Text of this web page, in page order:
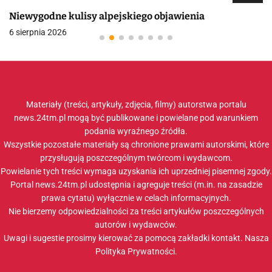
Niewygodne kulisy alpejskiego objawienia
6 sierpnia 2026
Materiały (treści, artykuły, zdjęcia, filmy) autorstwa portalu
news.24tm.pl mogą być publikowane i powielane pod warunkiem
podania wyraźnego źródła.
Wszystkie pozostałe materiały są chronione prawami autorskimi, które
przysługują poszczególnym twórcom i wydawcom.
Powielanie tych treści wymaga uzyskania ich uprzedniej pisemnej zgody.
Portal news.24tm.pl udostępnia i agreguje treści (m.in. na zasadzie
prawa cytatu) wyłącznie w celach informacyjnych.
Nie bierzemy odpowiedzialności za treści artykułów poszczególnych
autorów i wydawców.
Uwagi i sugestie prosimy kierować za pomocą zakładki kontakt. Nasza
Polityka Prywatności.